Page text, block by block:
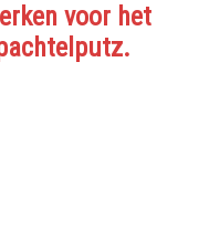
voor het